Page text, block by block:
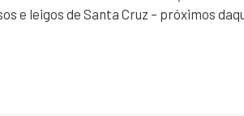
e leigos de Santa Cruz – próximos